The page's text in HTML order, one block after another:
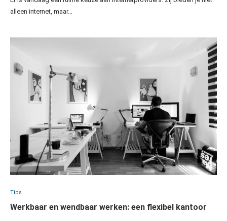
alleen internet, maar…
Tips
Werkbaar en wendbaar werken: een flexibel kantoor